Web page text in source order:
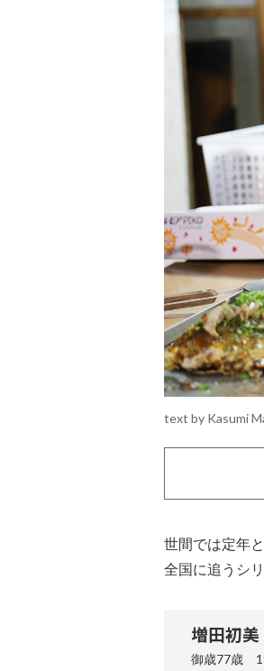
text by Kasumi
世間では定年
全国に追うシ
増田初美
御歳77歳